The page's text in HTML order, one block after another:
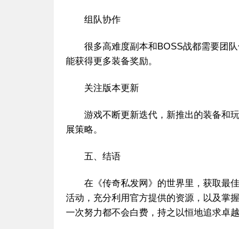
组队协作
很多高难度副本和BOSS战都需要团队
能获得更多装备奖励。
关注版本更新
游戏不断更新迭代，新推出的装备和玩
展策略。
五、结语
在《传奇私发网》的世界里，获取最
活动，充分利用官方提供的资源，以及掌
一次努力都不会白费，持之以恒地追求卓